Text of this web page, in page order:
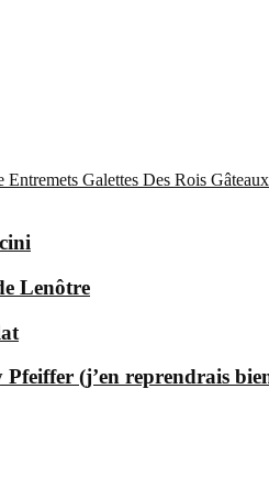
Entremets Galettes Des Rois Gâteaux
Lenôtre
Pfeiffer (j’en reprendrais